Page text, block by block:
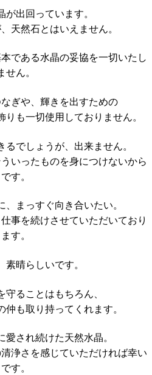
出回っています。
天然石とはいえません。
である水晶の妥協を一切いたし
せん。
ぎや、輝きを出すための
も一切使用しておりません。
でしょうが、出来ません。
いったものを身につけないから
です。
まっすぐ向き合いたい。
事を続けさせていただいており
ます。
素晴らしいです。
ることはもちろん、
も取り持ってくれます。
され続けた天然水晶。
浄さを感じていただければ幸い
です。